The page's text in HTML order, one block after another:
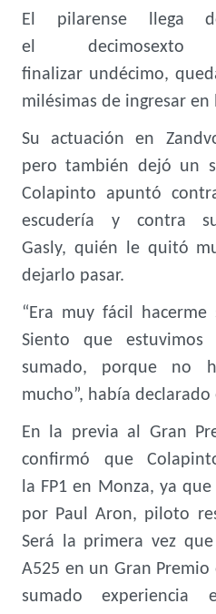
El pilarense llega
el
finalizar undécimo,
milésimas de ingresar
Su actuación en
pero también dejó un
Colapinto apuntó
escudería y contra
Gasly, quién le quitó
dejarlo pasar.
“Era muy fácil
Siento que
sumado, porque no
mucho”, había
En la previa al Gran
confirmó que
la FP1 en Monza, ya
por Paul Aron, piloto
Será la primera vez
A525 en un Gran
sumado experiencia